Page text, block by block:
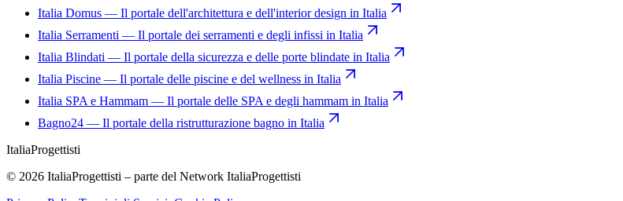
Italia Domus — Il portale dell'architettura e dell'interior design in Italia
Italia Serramenti — Il portale dei serramenti e degli infissi in Italia
Italia Blindati — Il portale della sicurezza e delle porte blindate in Italia
Italia Piscine — Il portale delle piscine e del wellness in Italia
Italia SPA e Hammam — Il portale delle SPA e degli hammam in Italia
Bagno24 — Il portale della ristrutturazione bagno in Italia
ItaliaProgettisti
© 2026 ItaliaProgettisti – parte del Network ItaliaProgettisti